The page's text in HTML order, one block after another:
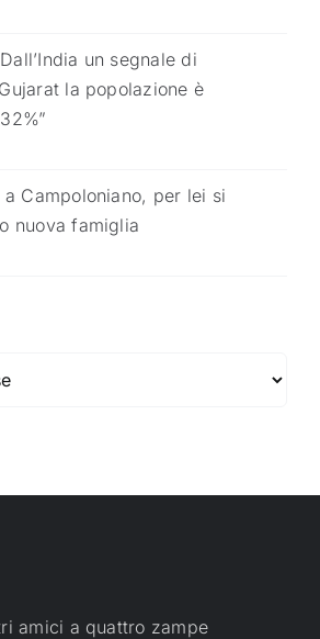
un segnale di
la popolazione è
Campoloniano, per lei si
nuova famiglia
amici a quattro zampe